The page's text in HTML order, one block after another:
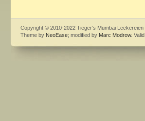
Copyright © 2010-2022 Tieger’s Mumbai Leckereien
Theme by NeoEase; modified by Marc Modrow. Valid